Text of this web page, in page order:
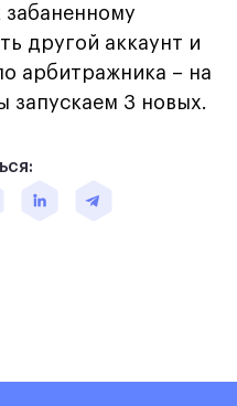
забаненному
другой аккаунт и
арбитражника – на
запускаем 3 новых.